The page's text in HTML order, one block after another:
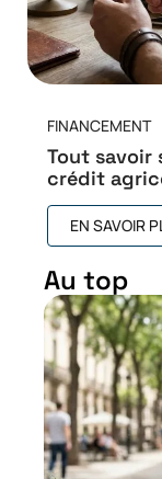
FINANCEMENT
Tout savoir
crédit
EN SAVOIR
Au top